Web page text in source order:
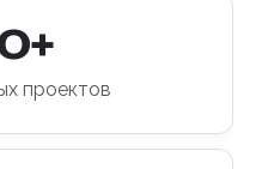
проектов